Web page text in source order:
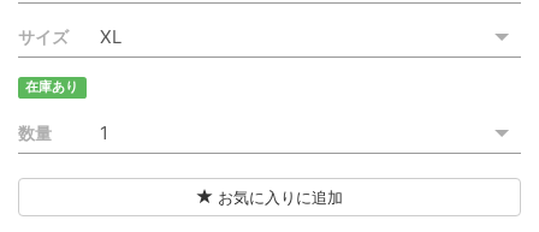
サイズ
在庫あり
数量
お気に入りに追加